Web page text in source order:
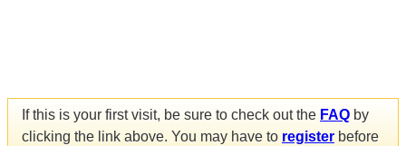
If this is your first visit, be sure to check out the FAQ by
clicking the link above. You may have to register before